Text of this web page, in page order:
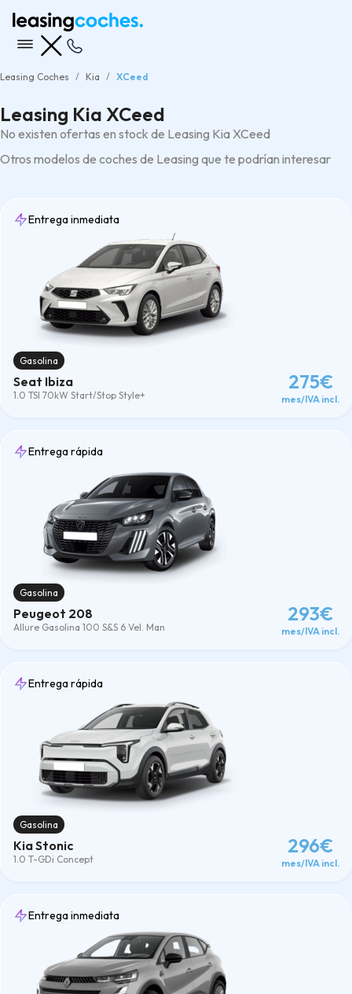
Leasing Coches Kia XCeed
Leasing Kia XCeed
No existen ofertas en stock de Leasing Kia XCeed
Otros modelos de coches de Leasing que te podrían interesar
Entrega inmediata
Gasolina
Seat Ibiza
1.0 TSI 70kW Start/Stop Style+
275€
mes/IVA incl.
Entrega rápida
Gasolina
Peugeot 208
Allure Gasolina 100 S&S 6 Vel. Man
293€
mes/IVA incl.
Entrega rápida
Gasolina
Kia Stonic
1.0 T-GDi Concept
296€
mes/IVA incl.
Entrega inmediata